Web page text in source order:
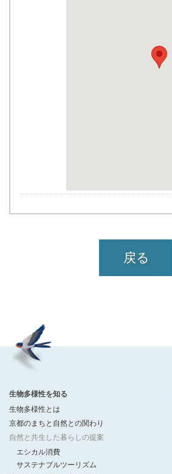
戻る
生物多様性を知る
生物多様性とは
京都のまちと自然との関わり
自然と共生した暮らしの提案
エシカル消費
サステナブルツーリズム